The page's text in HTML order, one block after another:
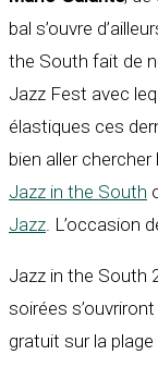
bal s’ouvre
the South fait de
Jazz Fest avec
élastiques ces
bien aller
Jazz in the South
Jazz . L’occasion
Jazz in the South
soirées
gratuit sur la